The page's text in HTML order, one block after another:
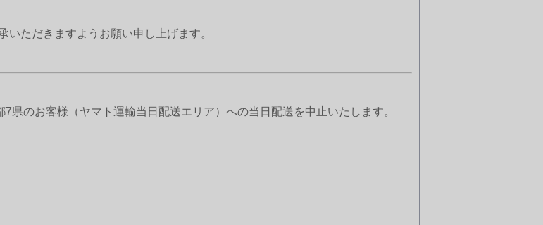
ただきますようお願い申し上げます。
県のお客様（ヤマト運輸当日配送エリア）への当日配送を中止いたします。